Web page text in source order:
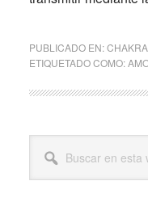
PUBLICADO EN:
ETIQUETADO COMO:
Barra
lateral
esta